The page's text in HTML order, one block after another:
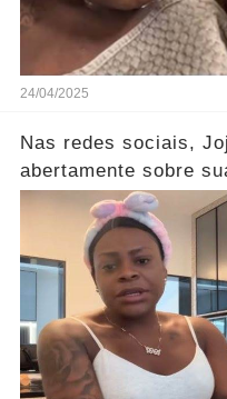
24/04/2025
Nas redes sociais,
abertamente sobre